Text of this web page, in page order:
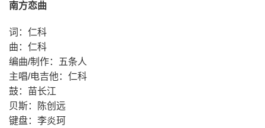
南方恋曲
词：仁科
曲：仁科
编曲/制作：五条人
主唱/电吉他：仁科
鼓：苗长江
贝斯：陈创远
键盘：李炎珂